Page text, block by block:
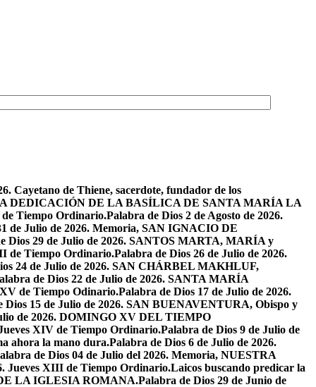
Cayetano de Thiene, sacerdote, fundador de los
LA DEDICACIÓN DE LA BASÍLICA DE SANTA MARÍA LA
de Tiempo Ordinario.Palabra de Dios 2 de Agosto de 2026.
de Julio de 2026. Memoria, SAN IGNACIO DE
Dios 29 de Julio de 2026. SANTOS MARTA, MARÍA y
de Tiempo Ordinario.Palabra de Dios 26 de Julio de 2026.
24 de Julio de 2026. SAN CHÁRBEL MAKHLUF,
de Dios 22 de Julio de 2026. SANTA MARÍA
de Tiempo Odinario.Palabra de Dios 17 de Julio de 2026.
Dios 15 de Julio de 2026. SAN BUENAVENTURA, Obispo y
de 2026. DOMINGO XV DEL TIEMPO
XIV de Tiempo Ordinario.Palabra de Dios 9 de Julio de
ahora la mano dura.Palabra de Dios 6 de Julio de 2026.
de Dios 04 de Julio del 2026. Memoria, NUESTRA
Jueves XIII de Tiempo Ordinario.Laicos buscando predicar la
LA IGLESIA ROMANA.Palabra de Dios 29 de Junio de